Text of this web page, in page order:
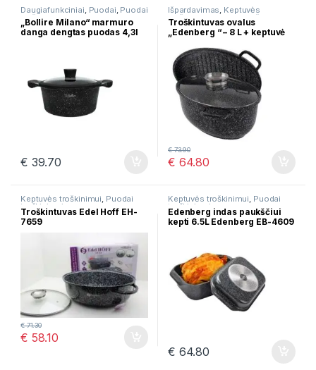
Daugiafunkciniai Puodai Puodai
troškinimui
„Bollire Milano“ marmuro
danga dengtas puodas 4,3l
€ 39.70
Išpardavimas Keptuvės
troškinimui Puodai troškinimui
Troškintuvas ovalus
„Edenberg “ – 8 L + keptuvė
€ 64.80
€73.90
Keptuvės troškinimui, Puodai
troškinimui
Troškintuvas Edel Hoff EH-
7659
€ 58.10
€71.30
Keptuvės troškinimui, Puodai
troškinimui
Edenberg indas paukščiui
kepti 6.5L Edenberg EB-4609
€ 64.80